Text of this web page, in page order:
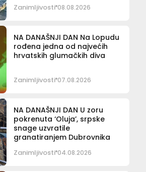
Zanimljivosti 08.08.2026
NA DANAŠNJI DAN Na Lopudu
rođena jedna od najvećih
hrvatskih glumačkih diva
Zanimljivosti 07.08.2026
NA DANAŠNJI DAN U zoru
pokrenuta ‘Oluja’, srpske
snage uzvratile
granatiranjem Dubrovnika
Zanimljivosti 04.08.2026